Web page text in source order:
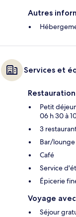
Autres
Services et
Restauration
Petit
06 h 30 à
3
Bar/lounge
Café
Service
Épicerie
Voyage
Séjour